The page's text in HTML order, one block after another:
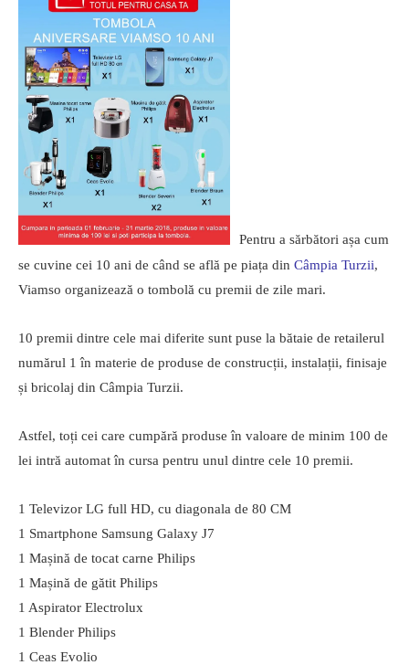
Pentru a sărbători așa cum
se cuvine cei 10 ani de când se află pe piața din Câmpia Turzii,
Viamso organizează o tombolă cu premii de zile mari.
10 premii dintre cele mai diferite sunt puse la bătaie de retailerul
numărul 1 în materie de produse de construcții, instalații, finisaje
și bricolaj din Câmpia Turzii.
Astfel, toți cei care cumpără produse în valoare de minim 100 de
lei intră automat în cursa pentru unul dintre cele 10 premii.
1 Televizor LG full HD, cu diagonala de 80 CM
1 Smartphone Samsung Galaxy J7
1 Mașină de tocat carne Philips
1 Mașină de gătit Philips
1 Aspirator Electrolux
1 Blender Philips
1 Ceas Evolio